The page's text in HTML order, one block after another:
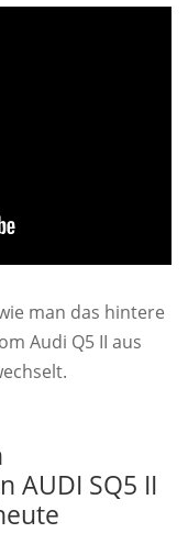
man das hintere
Audi Q5 II aus
AUDI SQ5 II